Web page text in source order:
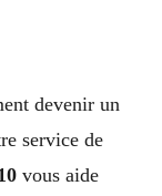
devenir un
service de
vous aide